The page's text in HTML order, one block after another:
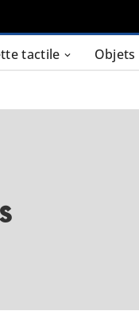
tactile Objets